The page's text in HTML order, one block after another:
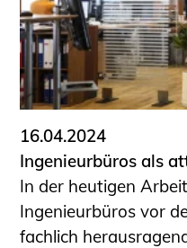
16.04.2024
Ingenieurbüros als
In der heutigen
Ingenieurbüros vor
fachlich